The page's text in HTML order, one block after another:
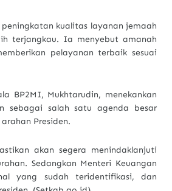
kualitas layanan jemaah
terjangkau. Ia menyebut amanah
pelayanan terbaik sesuai
BP2MI, Mukhtarudin, menekankan
sebagai salah satu agenda besar
Presiden.
akan segera menindaklanjuti
Sedangkan Menteri Keuangan
yang sudah teridentifikasi, dan